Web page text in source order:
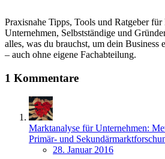
Praxisnahe Tipps, Tools und Ratgeber
Unternehmen, Selbstständige und
alles, was du brauchst, um dein Business
– auch ohne eigene Fachabteilung.
1 Kommentare
Marktanalyse für Unternehmen:
Primär- und
28. Januar 2016